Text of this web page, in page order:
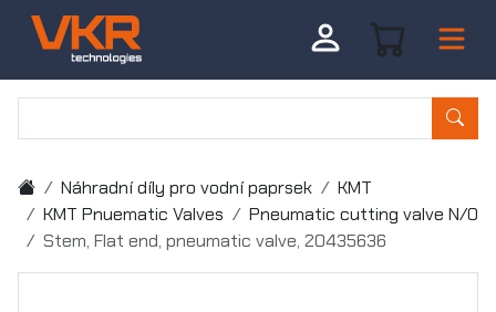
Náhradní díly pro vodní paprsek
KMT
KMT Pnuematic Valves
Pneumatic cutting valve N/O
Stem, Flat end, pneumatic valve, 20435636